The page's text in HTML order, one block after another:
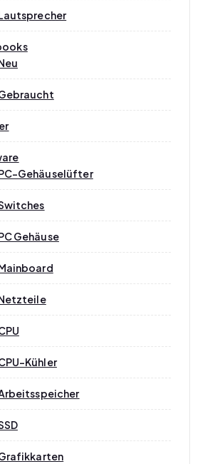
Gehäuselüfter
Gehäuse
Kühler